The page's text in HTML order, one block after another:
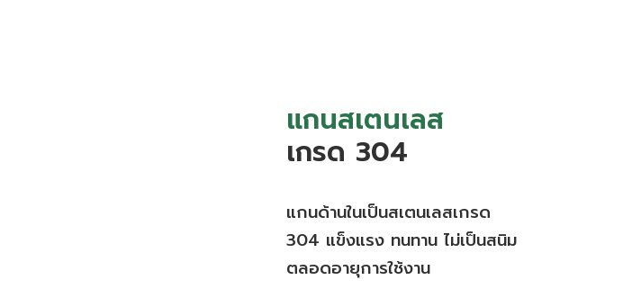
แกนสเตนเลส
เกรด 304
แกนด้านในเป็นสเตนเลสเกรด
304 แข็งแรง ทนทาน ไม่เป็นสนิม
ตลอดอายุการใช้งาน